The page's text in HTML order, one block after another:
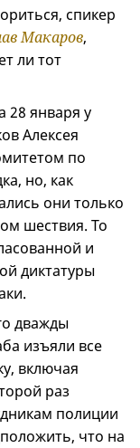
спикер
Макаров,
ли тот
28 января у
Алексея
по
но, как
они только
шествия. То
и
диктатуры
дважды
изъяли все
включая
раз
полиции
что на